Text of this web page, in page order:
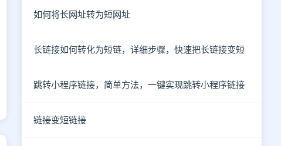
如何将长网址转为短网址
长链接如何转化为短链，详细步骤，快速把长链接变短
跳转小程序链接，简单方法，一键实现跳转小程序链接
链接变短链接